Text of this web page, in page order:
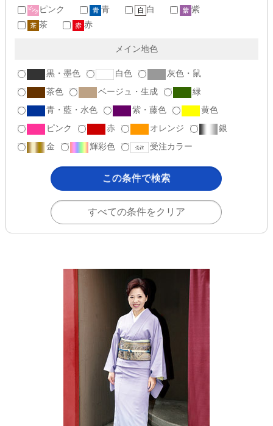
ピンク 青 白
紫
茶
赤
メイン地色
黒・墨色 白色
灰色・鼠
茶色
ベージュ・生成
緑
青・藍・水色
紫・藤色
黄色
ピンク
赤 オレンジ
銀
金
輝彩色 受注カラー